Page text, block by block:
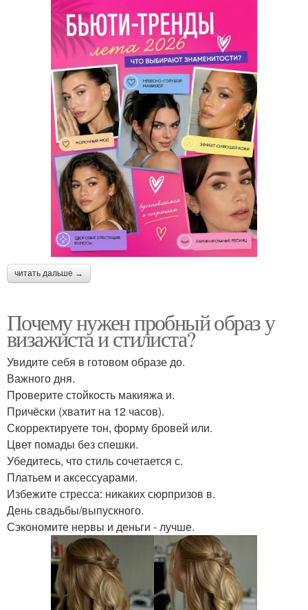
читать дальше →
Почему нужен пробный образ у
визажиста и стилиста?
Увидите себя в готовом образе до.
Важного дня.
Проверите стойкость макияжа и.
Причёски (хватит на 12 часов).
Скорректируете тон, форму бровей или.
Цвет помады без спешки.
Убедитесь, что стиль сочетается с.
Платьем и аксессуарами.
Избежите стресса: никаких сюрпризов в.
День свадьбы/выпускного.
Сэкономите нервы и деньги - лучше.